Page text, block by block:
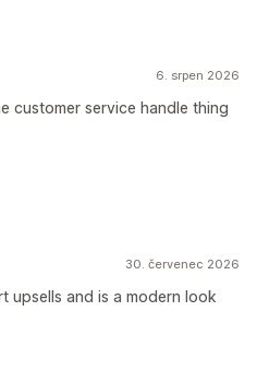
6. srpen 2026
customer service handle thing
30. červenec 2026
upsells and is a modern look